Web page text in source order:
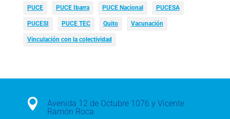
PUCE PUCE Ibarra PUCE Nacional PUCESA
PUCESI PUCE TEC Quito Vacunación
Vinculación con la colectividad

Avenida 12 de Octubre 1076 y Vicente
Ramón Roca